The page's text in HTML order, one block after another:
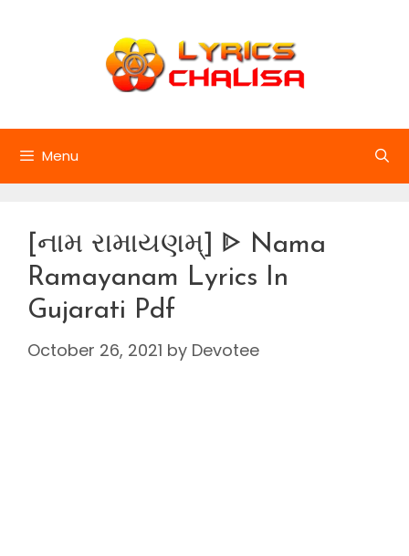
Menu
[નામ રામાયણમ્] ᐈ Nama
Ramayanam Lyrics In
Gujarati Pdf
October 26, 2021 by Devotee